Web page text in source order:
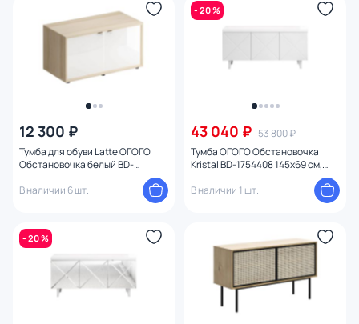
12 300 ₽
Тумба для обуви Latte ОГОГО
Обстановочка белый BD-
В наличии 6 шт.
- 20 %
43 040 ₽ 53 800 ₽
Тумба ОГОГО Обстановочка
Kristal BD-1754408 145х69 см,
В наличии 1 шт.
- 20 %